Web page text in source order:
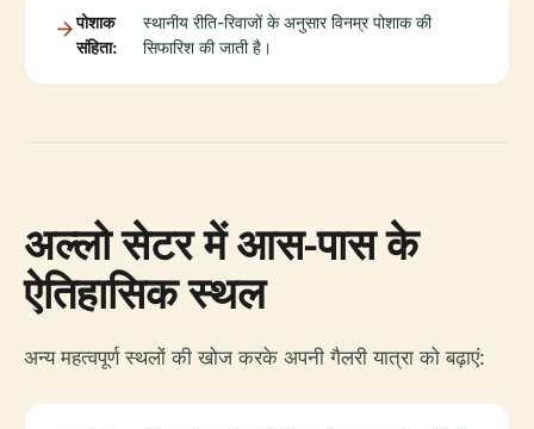
पोशाक
संहिता:
स्थानीय रीति-रिवाजों के अनुसार विनम्र पोशाक की
सिफारिश की जाती है।
अल्लो सेटर में आस-पास के
ऐतिहासिक स्थल
अन्य महत्वपूर्ण स्थलों की खोज करके अपनी गैलरी यात्रा को बढ़ाएं: